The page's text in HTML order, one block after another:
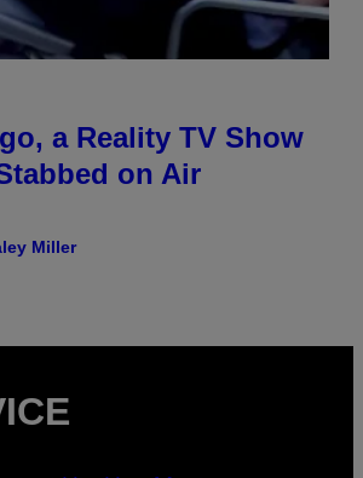
a Reality TV Show
on Air
Miller